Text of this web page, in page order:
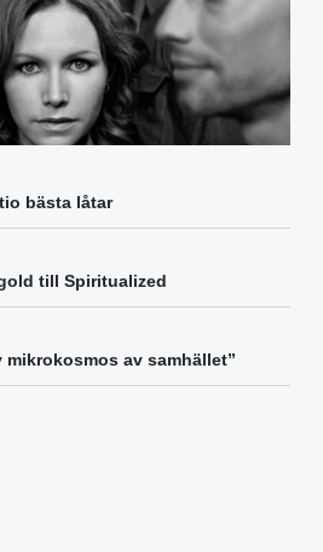
bästa låtar
till Spiritualized
av samhället”